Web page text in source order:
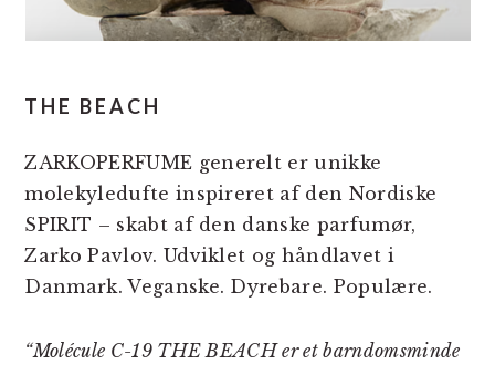
THE BEACH
ZARKOPERFUME generelt er unikke
molekyledufte inspireret af den Nordiske
SPIRIT – skabt af den danske parfumør,
Zarko Pavlov. Udviklet og håndlavet i
Danmark. Veganske. Dyrebare. Populære.
“Molécule C-19 THE BEACH er et barndomsminde